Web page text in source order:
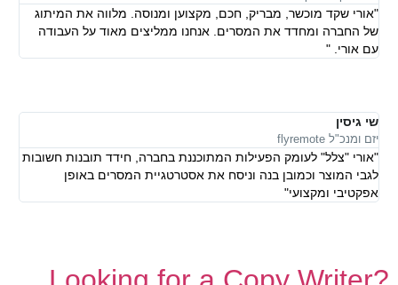
"אורי שקד מוכשר, מבריק, חכם, מקצוען ומנוסה. מלווה את המיתוג
של החברה ומחדד את המסרים. אנחנו ממליצים מאוד על העבודה
עם אורי. "
שי גיסין
יזם ומנכ"ל flyremote
"אורי "צלל" לעומק הפעילות המתוכננת בחברה, חידד תובנות חשובות
לגבי המוצר וכמובן בנה וניסח את אסטרטגיית המסרים באופן
אפקטיבי ומקצועי"